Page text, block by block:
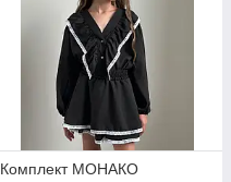
Комплект МОНАКО